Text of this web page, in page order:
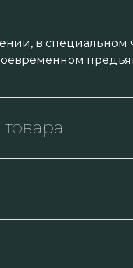
в специальном